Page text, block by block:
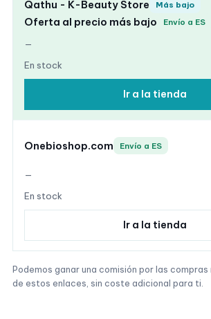
Qathu - K-Beauty Store Más bajo
Oferta al precio más bajo Envío a ES
—
En stock
Ir a la tienda
Onebioshop.com Envío a ES
—
En stock
Ir a la tienda
Podemos ganar una comisión por las
de estos enlaces, sin coste adicional para ti.